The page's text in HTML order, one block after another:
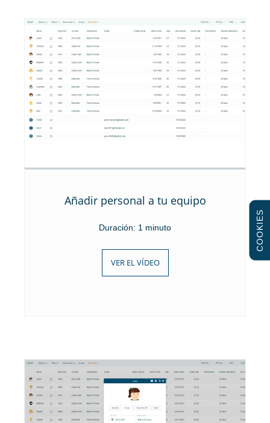
Añadir personal a tu equipo
Duración: 1 minuto
VER EL VÍDEO
COOKIES